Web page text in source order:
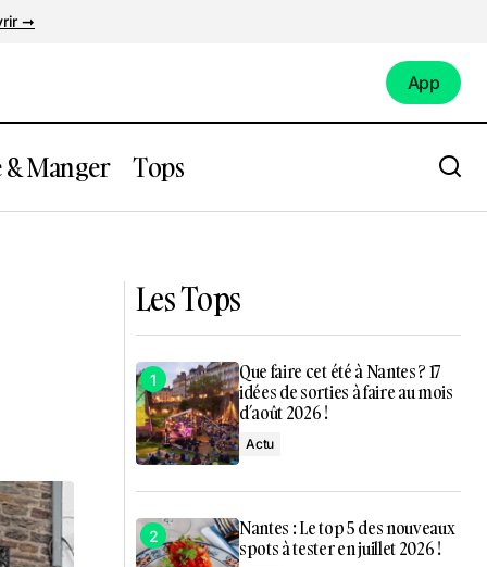
➞
App
Manger Tops
Les Tops
Que faire cet été à Nantes ? 17
idées de sorties à faire au mois
d’août 2026 !
Actu
Nantes : Le top 5 des nouveaux
spots à tester en juillet 2026 !